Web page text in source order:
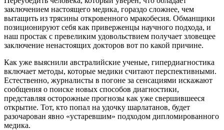
заключением настоящего медика, гораздо сложнее, чем
вытащить из трясины откровенного мракобесия. Обманщики
позиционируют себя как приверженцы научного подхода, и
наш простак с превеликим удовольствием получает зловещее
заключение ненастоящих докторов вот по какой причине.
Как уже выяснили австралийские ученые, гипердиагностика
включает методы, которые медики считают перспективными.
Естественно, журналисты в погоне за сенсациями искажают
сообщения о поиске новых способов диагностики,
представляя осторожные прогнозы как уже свершившееся
открытие. Тот, кто попал на удочку шарлатанов, будет
разочарован явно «устаревшим» подходом дипломированного
медика.